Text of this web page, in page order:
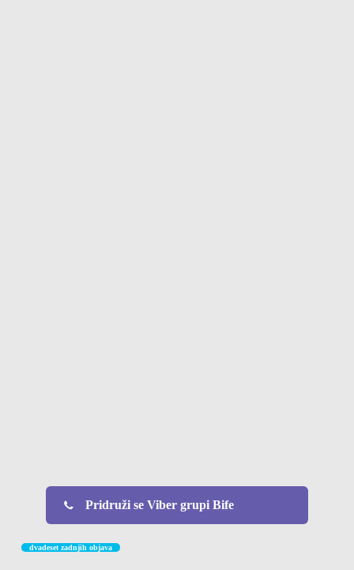
Pridruži se Viber grupi Bife
dvadeset zadnjih objava